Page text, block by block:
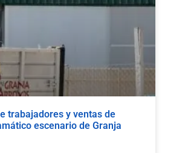
trabajadores y ventas de
escenario de Granja